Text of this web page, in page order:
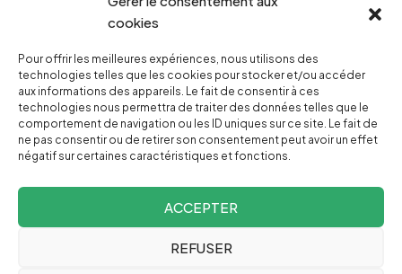
cookies
Pour offrir les meilleures expériences, nous utilisons des
technologies telles que les cookies pour stocker et/ou accéder
aux informations des appareils. Le fait de consentir à ces
technologies nous permettra de traiter des données telles que le
comportement de navigation ou les ID uniques sur ce site. Le fait de
ne pas consentir ou de retirer son consentement peut avoir un effet
négatif sur certaines caractéristiques et fonctions.
ACCEPTER
REFUSER
NOUS SOUTENIR
NOTRE NEWSLETTER